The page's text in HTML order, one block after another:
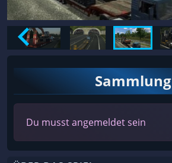
Sammlung
Du musst angemeldet sein